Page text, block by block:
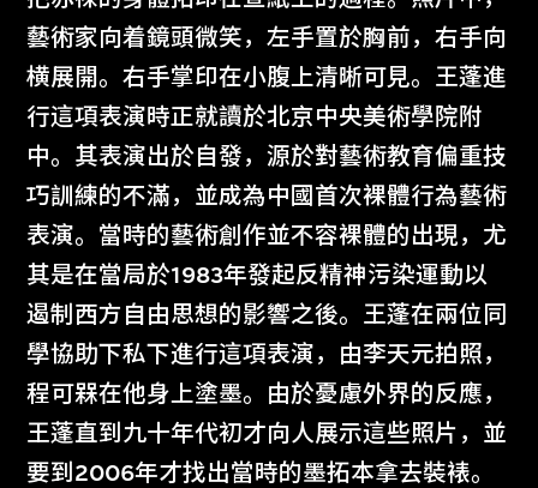
藝術家向着鏡頭微笑，左手置於胸前，右手向
横展開。右手掌印在小腹上清晰可見。王蓬進
行這項表演時正就讀於北京中央美術學院附
中。其表演出於自發，源於對藝術教育偏重技
巧訓練的不滿，並成為中國首次裸體行為藝術
表演。當時的藝術創作並不容裸體的出現，尤
其是在當局於1983年發起反精神污染運動以
遏制西方自由思想的影響之後。王蓬在兩位同
學協助下私下進行這項表演，由李天元拍照，
程可槑在他身上塗墨。由於憂慮外界的反應，
王蓬直到九十年代初才向人展示這些照片，並
要到2006年才找出當時的墨拓本拿去裝裱。